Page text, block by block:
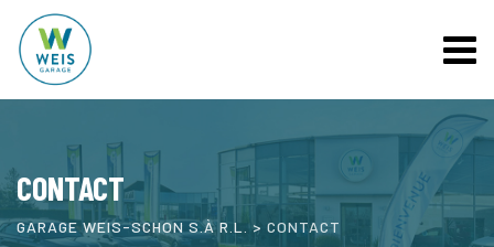
CONTACT
GARAGE WEIS-SCHON S.À R.L. > CONTACT